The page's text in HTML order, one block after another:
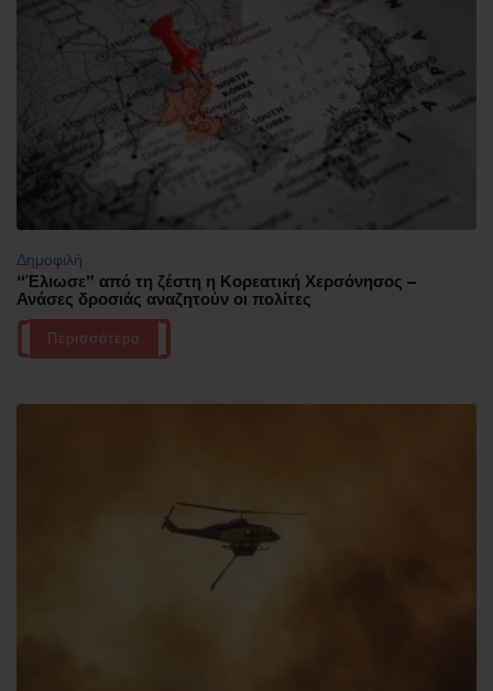
Δημοφιλή
“Έλιωσε” από τη ζέστη η Κορεατική Χερσόνησος –
Ανάσες δροσιάς αναζητούν οι πολίτες
Περισσότερα